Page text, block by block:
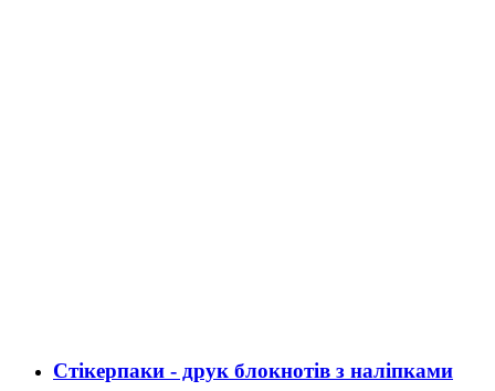
Стікерпаки - друк блокнотів з наліпками